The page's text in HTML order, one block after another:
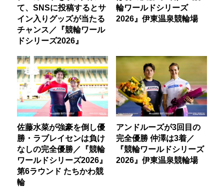
て、SNSに投稿するとサ
イン入りグッズが当たる
チャンス／『競輪ワール
ドシリーズ2026』
輪ワールドシリーズ
2026』伊東温泉競輪場
佐藤水菜が強豪を倒し優
勝・ラブレイセンは負け
なしの完全優勝／『競輪
ワールドシリーズ2026』
第6ラウンド たちかわ競
輪
アンドルーズが3回目の
完全優勝 仲澤は3着／
『競輪ワールドシリーズ
2026』伊東温泉競輪場